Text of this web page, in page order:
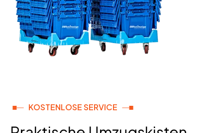
KOSTENLOSE SERVICE